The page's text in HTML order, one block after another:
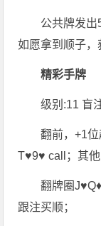
公共牌发
如愿拿到顺子，
精彩手牌
级别:11 盲
翻前，+1
T♥9♥ call；其他
翻牌圈
跟注买顺；